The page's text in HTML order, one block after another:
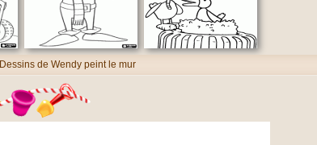
Dessins de Wendy peint le mur